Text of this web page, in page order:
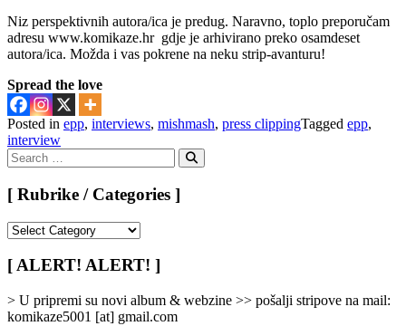
Niz perspektivnih autora/ica je predug. Naravno, toplo preporučam
adresu www.komikaze.hr gdje je arhivirano preko osamdeset
autora/ica. Možda i vas pokrene na neku strip-avanturu!
Spread the love
Posted in epp, interviews, mishmash, press clippingTagged epp,
interview
Search
for:
Search
[ Rubrike / Categories ]
/
Categories
]
[ ALERT! ALERT! ]
> U pripremi su novi album & webzine >> pošalji stripove na mail:
komikaze5001 [at] gmail.com